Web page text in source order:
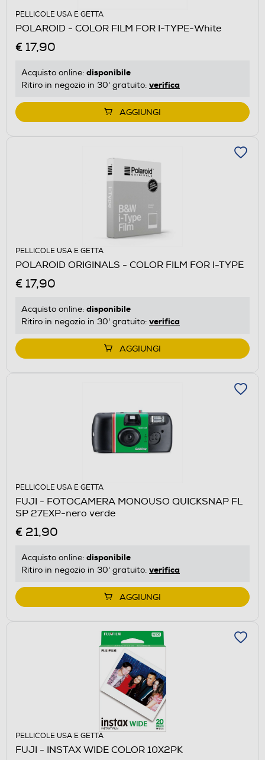
PELLICOLE USA E GETTA
POLAROID - COLOR FILM FOR I-TYPE-White
€ 17,90
Acquisto online: disponibile
Ritiro in negozio in 30' gratuito: verifica
AGGIUNGI
PELLICOLE USA E GETTA
POLAROID ORIGINALS - COLOR FILM FOR I-TYPE
€ 17,90
Acquisto online: disponibile
Ritiro in negozio in 30' gratuito: verifica
AGGIUNGI
PELLICOLE USA E GETTA
FUJI - FOTOCAMERA MONOUSO QUICKSNAP FL
SP 27EXP-nero verde
€ 21,90
Acquisto online: disponibile
Ritiro in negozio in 30' gratuito: verifica
AGGIUNGI
PELLICOLE USA E GETTA
FUJI - INSTAX WIDE COLOR 10X2PK